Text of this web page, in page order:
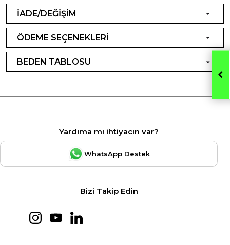
İADE/DEĞİŞİM
ÖDEME SEÇENEKLERİ
BEDEN TABLOSU
Yardıma mı ihtiyacın var?
WhatsApp Destek
Bizi Takip Edin